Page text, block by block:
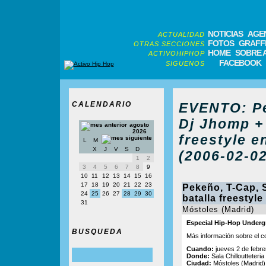
ACTUALIDAD NOTICIAS
OTRAS SECCIONES FOTOS
ACTIVOHIPHOP HOME SOBRE
SIGUENOS FACEBOOK
CALENDARIO
agosto
2026
L
M
X
J V S
D
1
2
3
4 5 6 7 8
9
10
11 12 13 14 15
16
17
18 19 20 21 22
23
24 25 26 27 28 29
30
31
BUSQUEDA
EVENTO:
Dj Jhomp
freestyle
(2006-02-
Pekeño, T-Cap,
batalla freestyle
Móstoles (Madrid)
Especial Hip-Hop
Más información sobre el
Cuando: jueves 2 de
Donde: Sala
Ciudad: Móstoles (Madrid)